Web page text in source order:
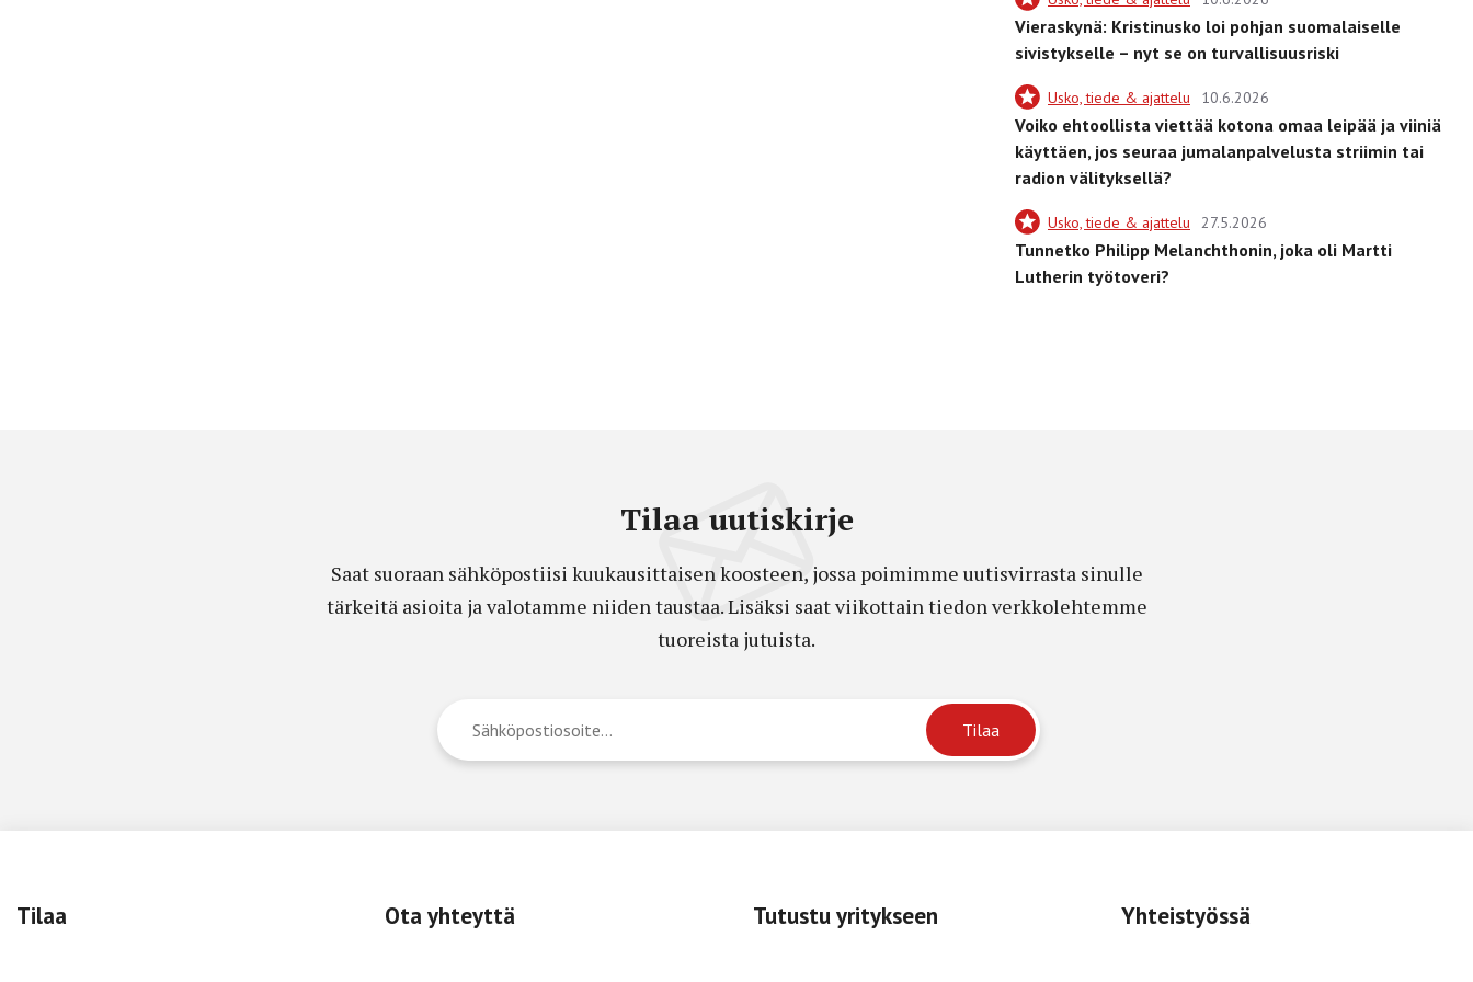
Vieraskynä: Kristinusko loi pohjan suomalaiselle
sivistykselle – nyt se on turvallisuusriski
Usko, tiede & ajattelu 10.6.2026
Voiko ehtoollista viettää kotona omaa leipää ja viiniä
käyttäen, jos seuraa jumalanpalvelusta striimin tai
radion välityksellä?
Usko, tiede & ajattelu 27.5.2026
Tunnetko Philipp Melanchthonin, joka oli Martti
Lutherin työtoveri?
Tilaa uutiskirje
Saat suoraan sähköpostiisi kuukausittaisen koosteen, jossa poimimme uutisvirrasta sinulle
tärkeitä asioita ja valotamme niiden taustaa. Lisäksi saat viikottain tiedon verkkolehtemme
tuoreista jutuista.
Tilaa Ota yhteyttä Tutustu yritykseen Yhteistyössä